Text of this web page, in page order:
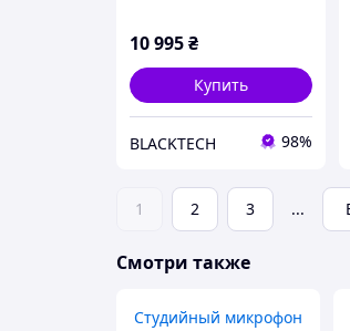
10 995₴
Купить
BLACKTECH 98%
1 2 3 ...
Смотри также
Студийный микрофон